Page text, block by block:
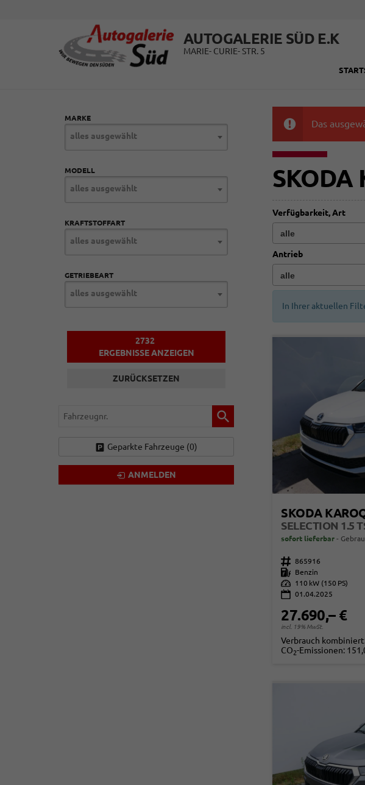
AUTOGALERIE SÜD E.K
MARIE- CURIE- STR. 5
Das
SKODA
Verfügbarkeit, Art
Antrieb
In Ihrer aktuellen
SKODA
sofort lieferbar
Fahrzeugnr. 865916
Kraftstoff
Benzin
Leistung
110 kW (150 PS)
01.04.2025
27.690,– €
incl. 19% MwSt.
Verbrauch
CO2-Emissionen:
MARKE
alles ausgewählt
MODELL
alles ausgewählt
KRAFTSTOFFART
alles ausgewählt
GETRIEBEART
alles ausgewählt
2732
ERGEBNISSE ANZEIGEN
ZURÜCKSETZEN
Fahrzeugnr.
Geparkte Fahrzeuge (0)
ANMELDEN